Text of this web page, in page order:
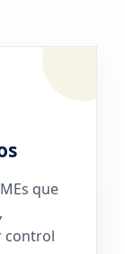
que
control